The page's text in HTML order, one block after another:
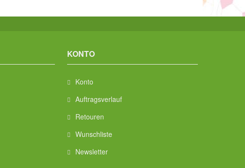
KONTO
Konto
Auftragsverlauf
Retouren
Wunschliste
Newsletter